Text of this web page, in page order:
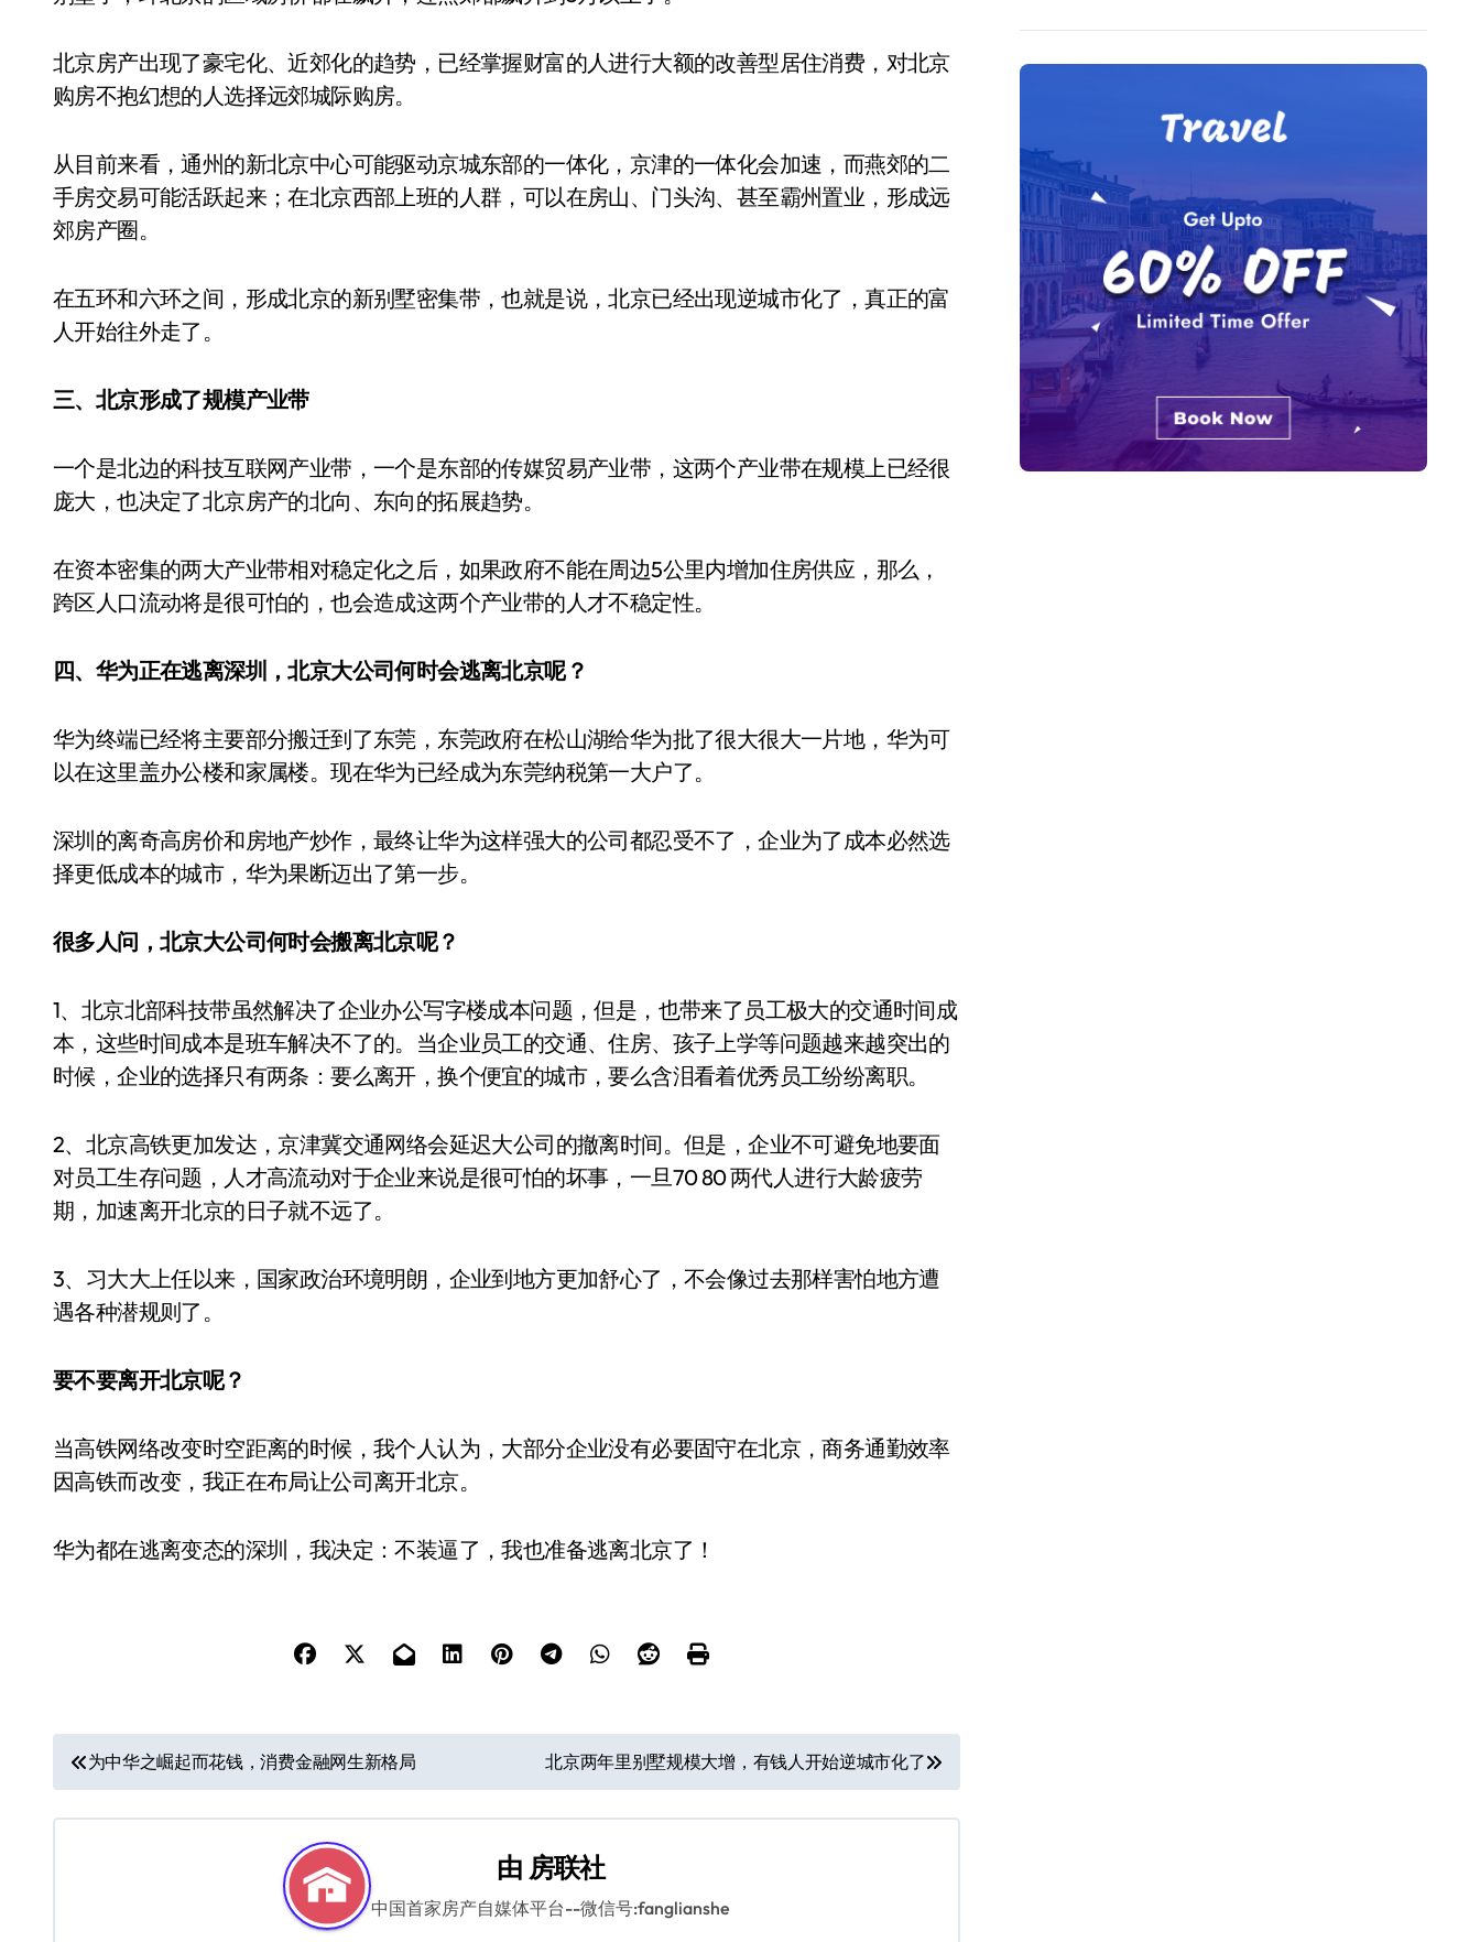
北京房产出现了豪宅化、近郊化的趋势，已经掌握财富的人进行大额的改善型居住消费，对北京
购房不抱幻想的人选择远郊城际购房。
从目前来看，通州的新北京中心可能驱动京城东部的一体化，京津的一体化会加速，而燕郊的二
手房交易可能活跃起来；在北京西部上班的人群，可以在房山、门头沟、甚至霸州置业，形成远
郊房产圈。
在五环和六环之间，形成北京的新别墅密集带，也就是说，北京已经出现逆城市化了，真正的富
人开始往外走了。
三、北京形成了规模产业带
一个是北边的科技互联网产业带，一个是东部的传媒贸易产业带，这两个产业带在规模上已经很
庞大，也决定了北京房产的北向、东向的拓展趋势。
在资本密集的两大产业带相对稳定化之后，如果政府不能在周边5公里内增加住房供应，那么，
跨区人口流动将是很可怕的，也会造成这两个产业带的人才不稳定性。
四、华为正在逃离深圳，北京大公司何时会逃离北京呢？
华为终端已经将主要部分搬迁到了东莞，东莞政府在松山湖给华为批了很大很大一片地，华为可
以在这里盖办公楼和家属楼。现在华为已经成为东莞纳税第一大户了。
深圳的离奇高房价和房地产炒作，最终让华为这样强大的公司都忍受不了，企业为了成本必然选
择更低成本的城市，华为果断迈出了第一步。
很多人问，北京大公司何时会搬离北京呢？
1、北京北部科技带虽然解决了企业办公写字楼成本问题，但是，也带来了员工极大的交通时间成
本，这些时间成本是班车解决不了的。当企业员工的交通、住房、孩子上学等问题越来越突出的
时候，企业的选择只有两条：要么离开，换个便宜的城市，要么含泪看着优秀员工纷纷离职。
2、北京高铁更加发达，京津冀交通网络会延迟大公司的撤离时间。但是，企业不可避免地要面
对员工生存问题，人才高流动对于企业来说是很可怕的坏事，一旦70 80 两代人进行大龄疲劳
期，加速离开北京的日子就不远了。
3、习大大上任以来，国家政治环境明朗，企业到地方更加舒心了，不会像过去那样害怕地方遭
遇各种潜规则了。
要不要离开北京呢？
当高铁网络改变时空距离的时候，我个人认为，大部分企业没有必要固守在北京，商务通勤效率
因高铁而改变，我正在布局让公司离开北京。
华为都在逃离变态的深圳，我决定：不装逼了，我也准备逃离北京了！
文
章
为中华之崛起而花钱，消费金融网生新格局 北京两年里别墅规模大增，有钱人开始逆城市化了
由 房联社
中国首家房产自媒体平台--微信号:fanglianshe